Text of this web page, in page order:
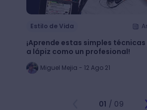
Estilo de Vida
¡Aprende estas simples
a lápiz como un profesional!
Miguel Mejia - 12 Ago 21
01 / 09